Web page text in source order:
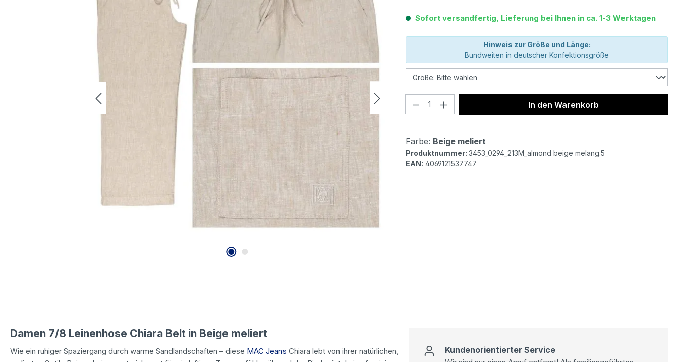
Sofort versandfertig, Lieferung bei Ihnen in ca. 1-3 Werktagen
Hinweis zur Größe und Länge:
Bundweiten in deutscher Konfektionsgröße
Produkt Anzahl: Gib den gewünschten Wert
In den Warenkorb
Farbe: Beige meliert
Produktnummer: 3453_0294_213M_almond beige melang.5
EAN: 4069121537747
Damen 7/8 Leinenhose Chiara Belt in Beige meliert
Wie ein ruhiger Spaziergang durch warme Sandlandschaften – diese MAC Jeans Chiara lebt von ihrer natürlichen,
Kundenorientierter Service